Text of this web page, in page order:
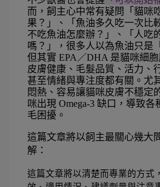
而，飼主心中常有疑問「貓咪
果？」、「魚油多久吃一次比
不吃魚油怎麼辦？」、「人吃
嗎？」，很多人以為魚油只是
但其實 EPA／DHA 是貓咪細
皮膚健康、毛髮品質、活力、
甚至情緒與專注度都有關。尤
悶熱、容易讓貓咪皮膚不穩定
咪出現 Omega-3 缺口，導致
毛困擾。
這篇文章將以飼主最關心幾大
解：
這篇文章將以清楚而專業的方式